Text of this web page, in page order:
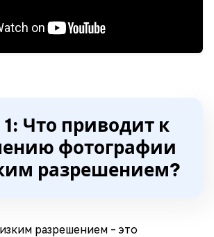
1: Что приводит к
фотографии
разрешением?
разрешением - это